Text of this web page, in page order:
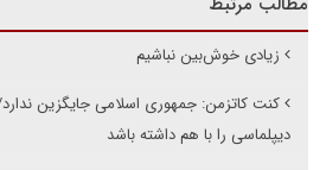
زیادی خوش‌بین نباشیم
کنت کاتزمن: جمهوری اسلامی جایگزین
دیپلماسی را با هم داشته باشد